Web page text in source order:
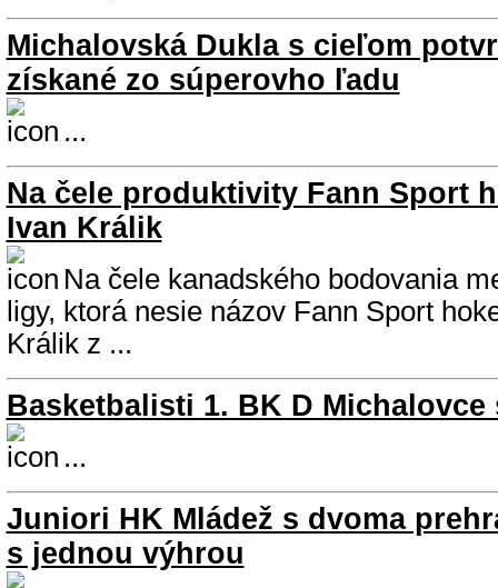
Michalovská Dukla s cieľom
získané zo súperovho ľadu
...
Na čele produktivity Fann Sport
Ivan Králik
Na čele kanadského bodovania
ligy, ktorá nesie názov Fann Sport
Králik z ...
Basketbalisti 1. BK D
...
Juniori HK Mládež s dvoma
s jednou výhrou